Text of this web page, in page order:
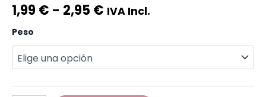
1,99 € - 2,95 € IVA Incl.
Peso